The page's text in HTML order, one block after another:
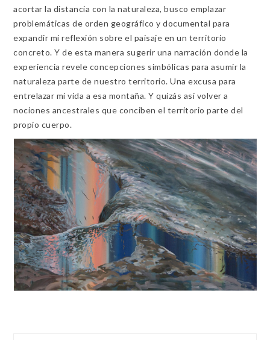
acortar la distancia con la naturaleza, busco emplazar
problemáticas de orden geográfico y documental para
expandir mi reflexión sobre el paisaje en un territorio
concreto. Y de esta manera sugerir una narración donde la
experiencia revele concepciones simbólicas para asumir la
naturaleza parte de nuestro territorio. Una excusa para
entrelazar mi vida a esa montaña. Y quizás así volver a
nociones ancestrales que conciben el territorio parte del
propio cuerpo.